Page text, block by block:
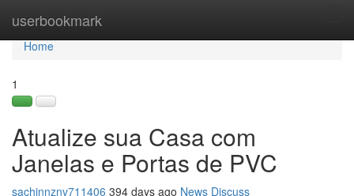
userbookmark
Home
Home
1
Atualize sua Casa com
Janelas e Portas de PVC
sachinnznv711406 394 days ago News Discuss